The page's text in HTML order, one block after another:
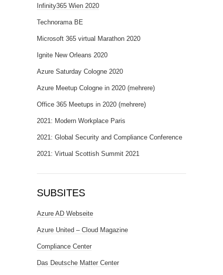
Infinity365 Wien 2020
Technorama BE
Microsoft 365 virtual Marathon 2020
Ignite New Orleans 2020
Azure Saturday Cologne 2020
Azure Meetup Cologne in 2020 (mehrere)
Office 365 Meetups in 2020 (mehrere)
2021: Modern Workplace Paris
2021: Global Security and Compliance Conference
2021: Virtual Scottish Summit 2021
SUBSITES
Azure AD Webseite
Azure United – Cloud Magazine
Compliance Center
Das Deutsche Matter Center